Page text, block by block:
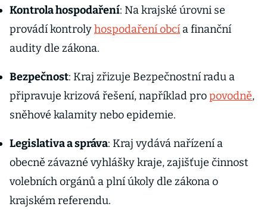
Kontrola hospodaření: Na krajské úrovni se
provádí kontrolyhospodaření obcí a finanční
audity dle zákona.
Bezpečnost: Kraj zřizuje Bezpečnostní radu a
připravuje krizová řešení, například propovodně,
sněhové kalamity nebo epidemie.
Legislativa a správa: Kraj vydává nařízení a
obecně závazné vyhlášky kraje, zajišťuje činnost
volebních orgánů a plní úkoly dle zákona o
krajském referendu.